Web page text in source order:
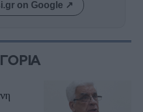
on Google ↗